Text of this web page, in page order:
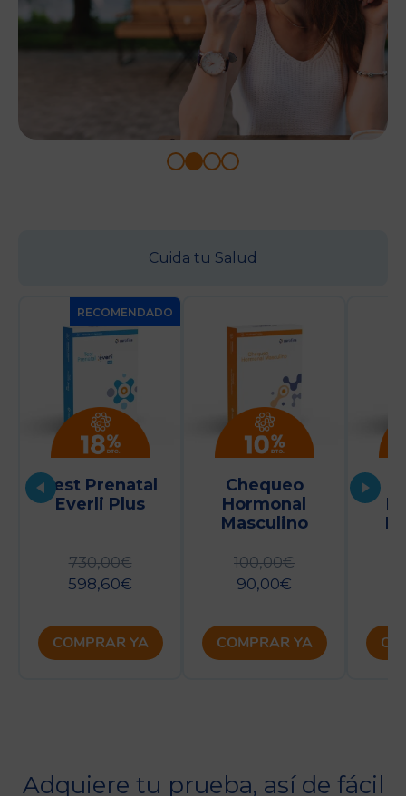
Cuida tu Salud
RECOMENDADO
Test Prenatal
Everli Plus
730,00€
598,60€
COMPRAR YA
Chequeo
Hormonal
Masculino
100,00€
90,00€
COMPRAR YA
Adquiere tu prueba, así de fácil